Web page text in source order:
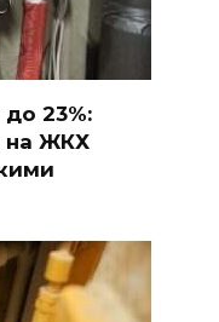
23%:
на ЖКХ